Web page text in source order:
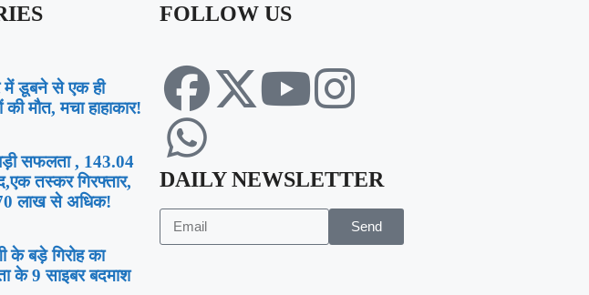
में डूबने से एक ही
की मौत, मचा हाहाकार!
सफलता , 143.04
तस्कर गिरफ्तार,
लाख से अधिक!
के बड़े गिरोह का
के 9 साइबर बदमाश
FOLLOW US
DAILY NEWSLETTER
Send